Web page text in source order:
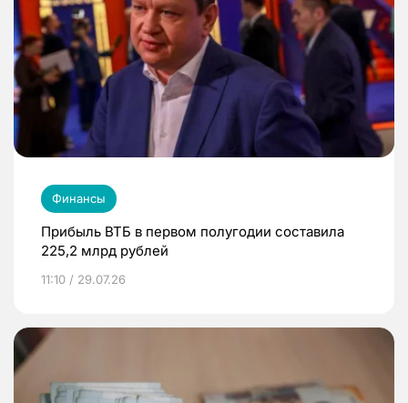
Финансы
Прибыль ВТБ в первом полугодии составила
225,2 млрд рублей
11:10 / 29.07.26